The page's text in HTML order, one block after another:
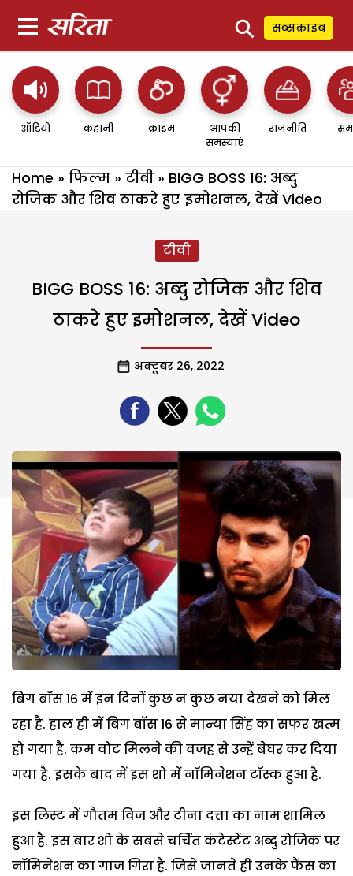
⚲ सब्सक्राइब
ऑडियो कहानी क्राइम
आपकी
समस्याएं
राजनीति
Home » फिल्म » टीवी » BIGG BOSS 16: अब्दु
रोजिक और शिव ठाकरे हुए इमोशनल, देखें Video
टीवी
BIGG BOSS 16: अब्दु रोजिक और शिव
ठाकरे हुए इमोशनल, देखें Video
अक्टूबर 26, 2022
बिग बॉस 16 में इन दिनों कुछ न कुछ नया देखने को मिल
रहा है. हाल ही में बिग बॉस 16 से मान्या सिंह का सफर खत्म
हो गया है. कम वोट मिलने की वजह से उन्हें बेघर कर दिया
गया है. इसके बाद में इस शो में नॉमिनेशन टॉस्क हुआ है.
इस लिस्ट में गौतम विज और टीना दत्ता का नाम शामिल
हुआ है. इस बार शो के सबसे चर्चित कंटेस्टेंट अब्दु रोजिक पर
नॉमिनेशन का गाज गिरा है. जिसे जानते ही उनके फैंस का